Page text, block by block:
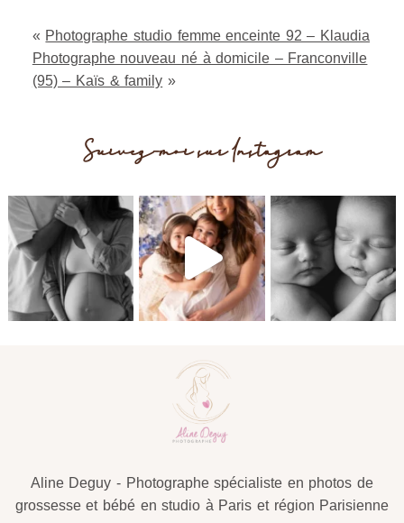
« Photographe studio femme enceinte 92 – Klaudia
Photographe nouveau né à domicile – Franconville
(95) – Kaïs & family »
Suivez-moi sur Instagram
Aline Deguy - Photographe spécialiste en photos de
grossesse et bébé en studio à Paris et région Parisienne